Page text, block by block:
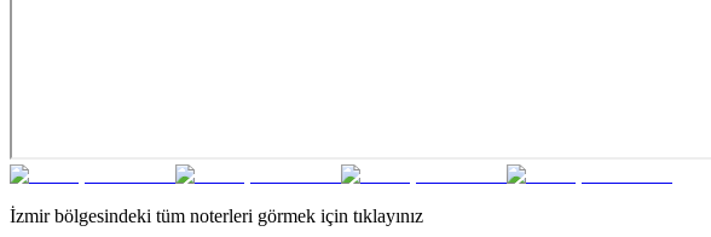
İzmirbölgesindeki tüm noterleri görmek için tıklayınız